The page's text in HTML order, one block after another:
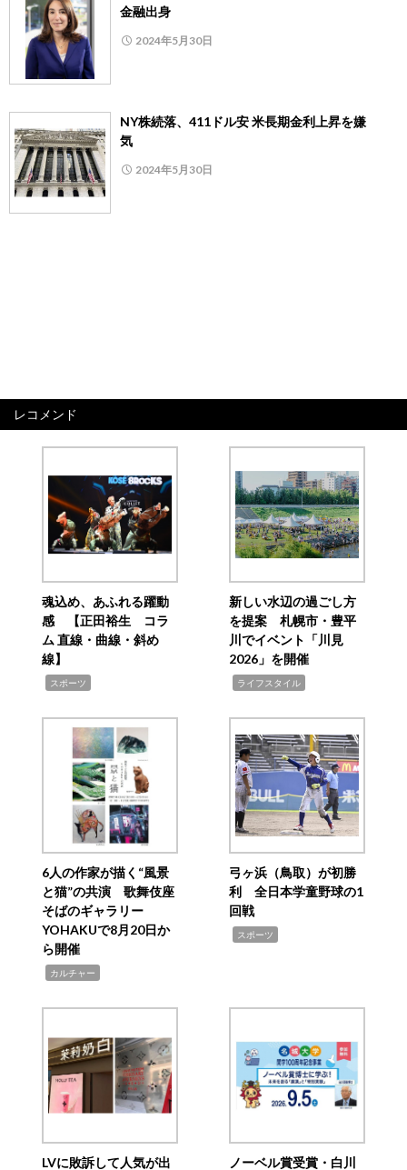
金融出身
2024年5月30日
NY株続落、411ドル安 米長期金利上昇を嫌
気
2024年5月30日
レコメンド
魂込め、あふれる躍動
感 【正田裕生 コラ
ム 直線・曲線・斜め
線】
スポーツ
新しい水辺の過ごし方
を提案 札幌市・豊平
川でイベント「川見
2026」を開催
ライフスタイル
6人の作家が描く“風景
と猫”の共演 歌舞伎座
そばのギャラリー
YOHAKUで8月20日か
ら開催
カルチャー
弓ヶ浜（鳥取）が初勝
利 全日本学童野球の1
回戦
スポーツ
LVに敗訴して人気が出 ノーベル賞受賞・白川